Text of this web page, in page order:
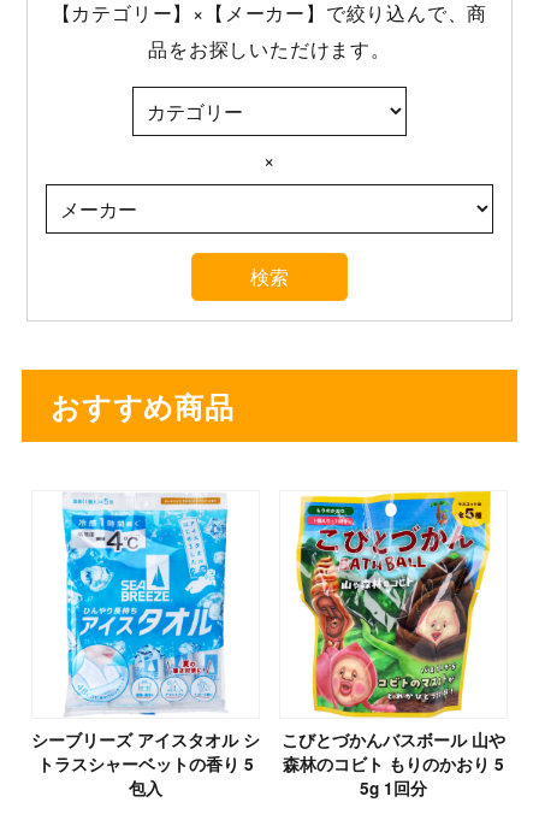
【カテゴリー】×【メーカー】で絞り込んで、商
品をお探しいただけます。
×
おすすめ商品
シーブリーズ アイスタオル シ
トラスシャーベットの香り 5
包入
こびとづかんバスボール 山や
森林のコビト もりのかおり 5
5g 1回分